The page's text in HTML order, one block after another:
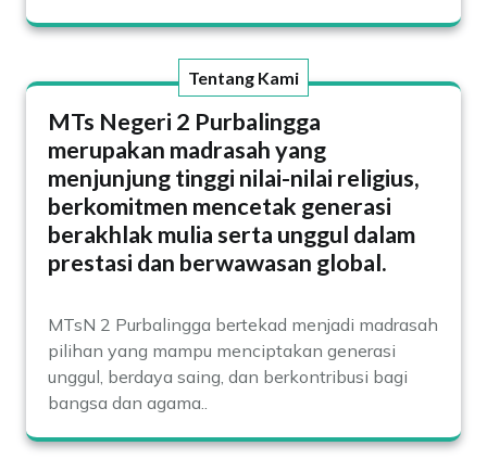
Tentang Kami
MTs Negeri 2 Purbalingga
merupakan madrasah yang
menjunjung tinggi nilai-nilai religius,
berkomitmen mencetak generasi
berakhlak mulia serta unggul dalam
prestasi dan berwawasan global.
MTsN 2 Purbalingga bertekad menjadi madrasah
pilihan yang mampu menciptakan generasi
unggul, berdaya saing, dan berkontribusi bagi
bangsa dan agama..